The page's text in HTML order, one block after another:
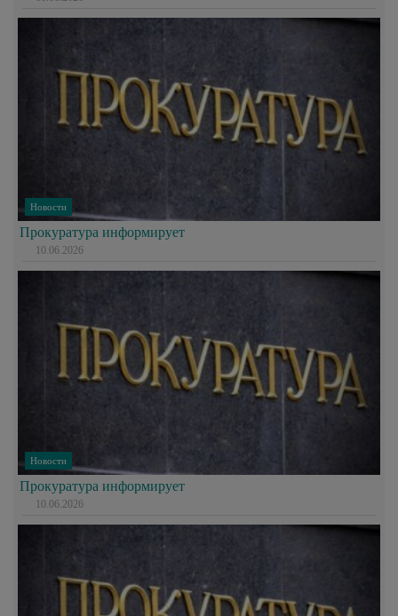
Новости
Прокуратура информирует
10.06.2026
Новости
Прокуратура информирует
10.06.2026